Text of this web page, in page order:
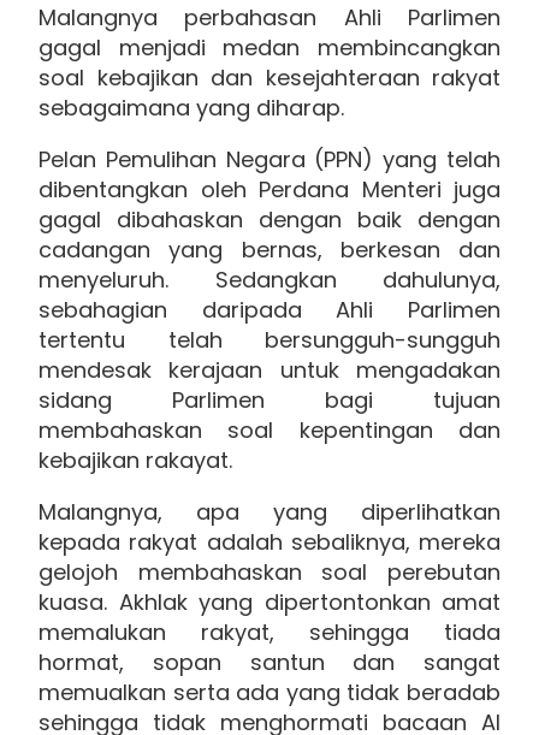
Malangnya perbahasan Ahli Parlimen
gagal menjadi medan membincangkan
soal kebajikan dan kesejahteraan rakyat
sebagaimana yang diharap.
Pelan Pemulihan Negara (PPN) yang telah
dibentangkan oleh Perdana Menteri juga
gagal dibahaskan dengan baik dengan
cadangan yang bernas, berkesan dan
menyeluruh. Sedangkan dahulunya,
sebahagian daripada Ahli Parlimen
tertentu telah bersungguh-sungguh
mendesak kerajaan untuk mengadakan
sidang Parlimen bagi tujuan
membahaskan soal kepentingan dan
kebajikan rakayat.
Malangnya, apa yang diperlihatkan
kepada rakyat adalah sebaliknya, mereka
gelojoh membahaskan soal perebutan
kuasa. Akhlak yang dipertontonkan amat
memalukan rakyat, sehingga tiada
hormat, sopan santun dan sangat
memualkan serta ada yang tidak beradab
sehingga tidak menghormati bacaan Al